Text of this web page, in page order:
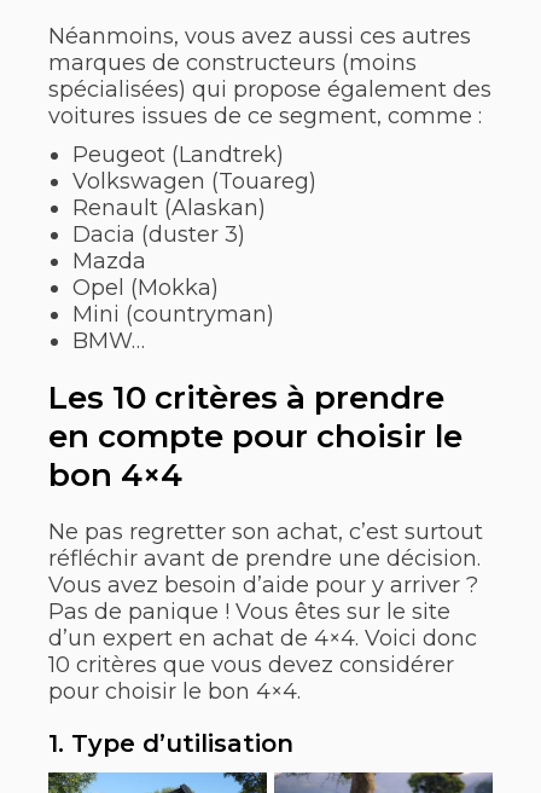
Néanmoins, vous avez aussi ces autres
marques de constructeurs (moins
spécialisées) qui propose également des
voitures issues de ce segment, comme :
Peugeot (Landtrek)
Volkswagen (Touareg)
Renault (Alaskan)
Dacia (duster 3)
Mazda
Opel (Mokka)
Mini (countryman)
BMW…
Les 10 critères à prendre
en compte pour choisir le
bon 4×4
Ne pas regretter son achat, c’est surtout
réfléchir avant de prendre une décision.
Vous avez besoin d’aide pour y arriver ?
Pas de panique ! Vous êtes sur le site
d’un expert en achat de 4×4. Voici donc
10 critères que vous devez considérer
pour choisir le bon 4×4.
1. Type d’utilisation